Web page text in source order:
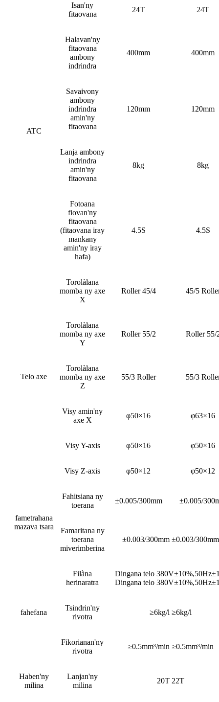
ATC
Isan'ny
fitaovana
24T 24T
Halavan'ny
fitaovana
ambony
indrindra
400mm 400mm
Savaivony
ambony
indrindra
amin'ny
fitaovana
120mm 120mm
Lanja ambony
indrindra
amin'ny
fitaovana
8kg 8kg
Fotoana
fiovan'ny
fitaovana
(fitaovana iray
mankany
amin'ny iray
hafa)
4.5S 4.5S
Telo axe
Torolàlana
momba ny axe
X
Roller 45/4 45/5
Torolàlana
momba ny axe
Y
Roller 55/2 Roller 55/
Torolàlana
momba ny axe
Z
55/3 Roller 55/3
Visy amin'ny
axe X
φ50×16 φ63×16
Visy Y-axis φ50×16 φ50×16
Visy Z-axis φ50×12 φ50×12
fametrahana
mazava tsara
Fahitsiana ny
toerana
±0.005/300mm ±0.005/
Famaritana ny
toerana
miverimberina
±0.003/300mm ±0.003/300mm
fahefana
Filàna
herinaratra
Dingana telo
Dingana telo
Tsindrin'ny
rivotra
≥6kg/l ≥6kg/l
Fikorianan'ny
rivotra
≥0.5mm³/min ≥0.5mm³/min
Haben'ny
milina
Lanjan'ny
milina
20T 22T